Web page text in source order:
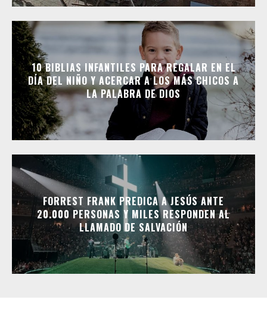
10 BIBLIAS INFANTILES PARA REGALAR EN EL
DÍA DEL NIÑO Y ACERCAR A LOS MÁS CHICOS A
LA PALABRA DE DIOS
FORREST FRANK PREDICA A JESÚS ANTE
20.000 PERSONAS Y MILES RESPONDEN AL
LLAMADO DE SALVACIÓN